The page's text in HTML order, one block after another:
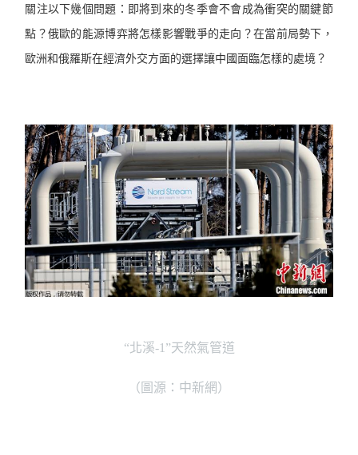
關注以下幾個問題：即將到來的冬季會不會成為衝突的關鍵節
點？俄歐的能源博弈將怎樣影響戰爭的走向？在當前局勢下，
歐洲和俄羅斯在經濟外交方面的選擇讓中國面臨怎樣的處境？
“北溪-1”天然氣管道
（圖源：中新網）